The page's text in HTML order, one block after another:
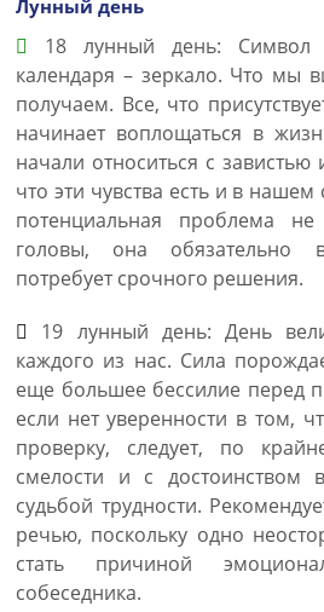
Лунный день
18 лунный день: Символ
календаря – зеркало. Что мы
получаем. Все, что
начинает воплощаться в
начали относиться с завистью
что эти чувства есть и в нашем
потенциальная проблема
головы, она обязательно
потребует срочного решения.
19 лунный день: День
каждого из нас. Сила
еще большее бессилие перед
если нет уверенности в том,
проверку, следует, по
смелости и с достоинством
судьбой трудности.
речью, поскольку одно
стать причиной
собеседника.